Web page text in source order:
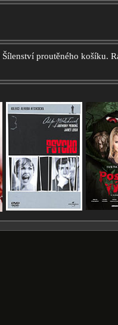
Šílenství proutěného košíku.